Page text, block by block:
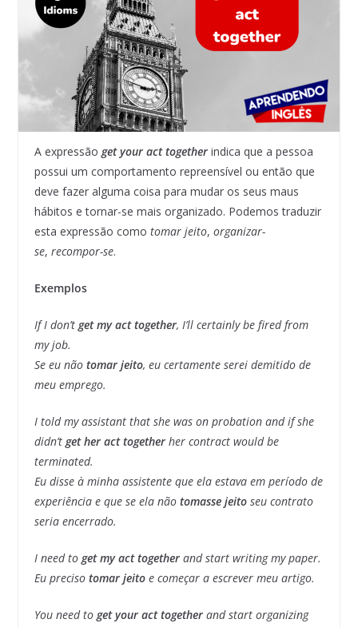
A expressão get your act togetherindica que a pessoa
possui um comportamento repreensível ou então que
deve fazer alguma coisa para mudar os seus maus
hábitos e tornar-se mais organizado. Podemos traduzir
esta expressão como tomar jeito, organizar-
se, recompor-se.
Exemplos
If I don’t get my act together, I’ll certainly be fired from
my job.
Se eu não tomar jeito, eu certamente serei demitido de
meu emprego.
I told my assistant that she was on probation and if she
didn’tget her act togetherher contract would be
terminated.
Eu disse à minha assistente que ela estava em período de
experiência e que se ela não tomasse jeitoseu contrato
seria encerrado.
I need to get my act togetherand start writing my paper.
Eu preciso tomar jeitoe começar a escrever meu artigo.
You need to get your act togetherand start organizing